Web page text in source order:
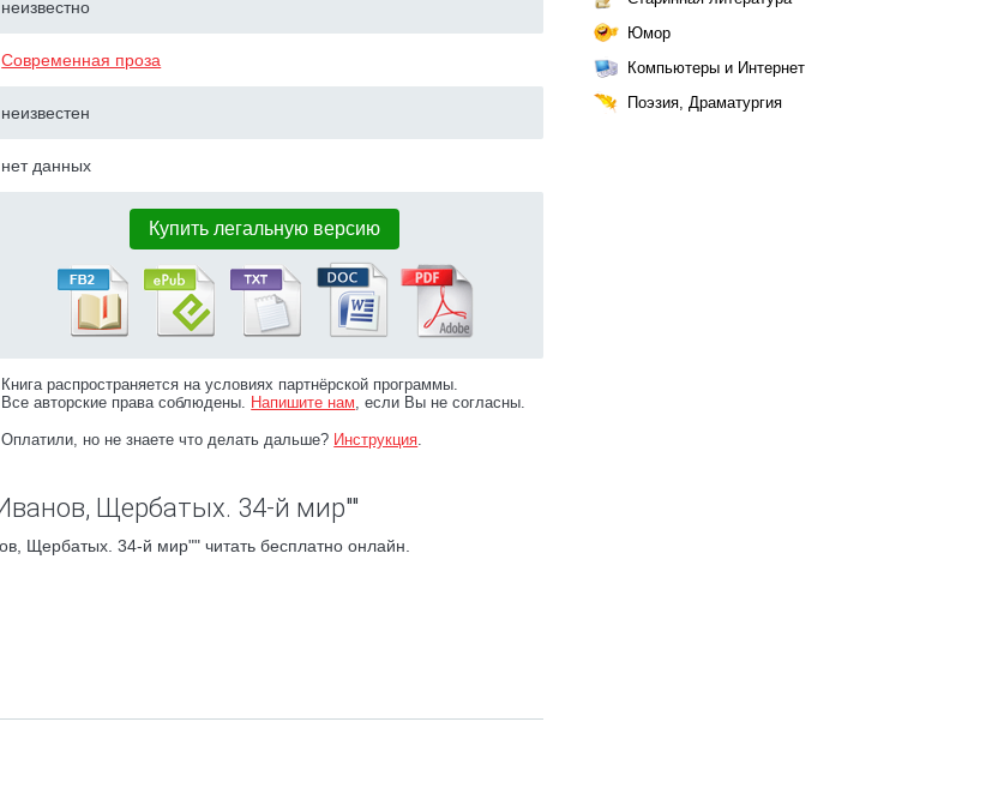
неизвестно
Современная проза
неизвестен
нет данных
Купить легальную версию
Книга распространяется на условиях партнёрской программы.
Все авторские права соблюдены. Напишите нам, если Вы не согласны.
Оплатили, но не знаете что делать дальше? Инструкция.
Щербатых. 34-й мир""
Щербатых. 34-й мир"" читать бесплатно онлайн.
Юмор
Компьютеры и Интернет
Поэзия, Драматургия